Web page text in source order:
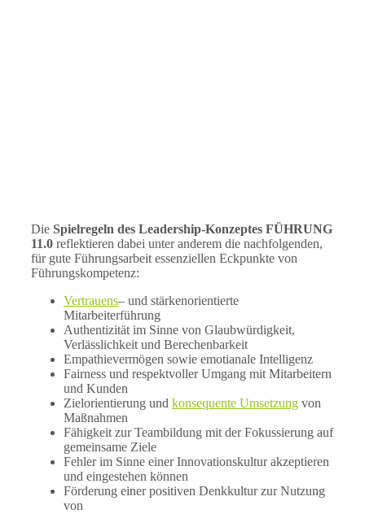
Die Spielregeln des Leadership-Konzeptes FÜHRUNG
11.0 reflektieren dabei unter anderem die nachfolgenden,
für gute Führungsarbeit essenziellen Eckpunkte von
Führungskompetenz:
Vertrauens– und stärkenorientierte
Mitarbeiterführung
Authentizität im Sinne von Glaubwürdigkeit,
Verlässlichkeit und Berechenbarkeit
Empathievermögen sowie emotianale Intelligenz
Fairness und respektvoller Umgang mit Mitarbeitern
und Kunden
Zielorientierung und konsequente Umsetzung von
Maßnahmen
Fähigkeit zur Teambildung mit der Fokussierung auf
gemeinsame Ziele
Fehler im Sinne einer Innovationskultur akzeptieren
und eingestehen können
Förderung einer positiven Denkkultur zur Nutzung
von